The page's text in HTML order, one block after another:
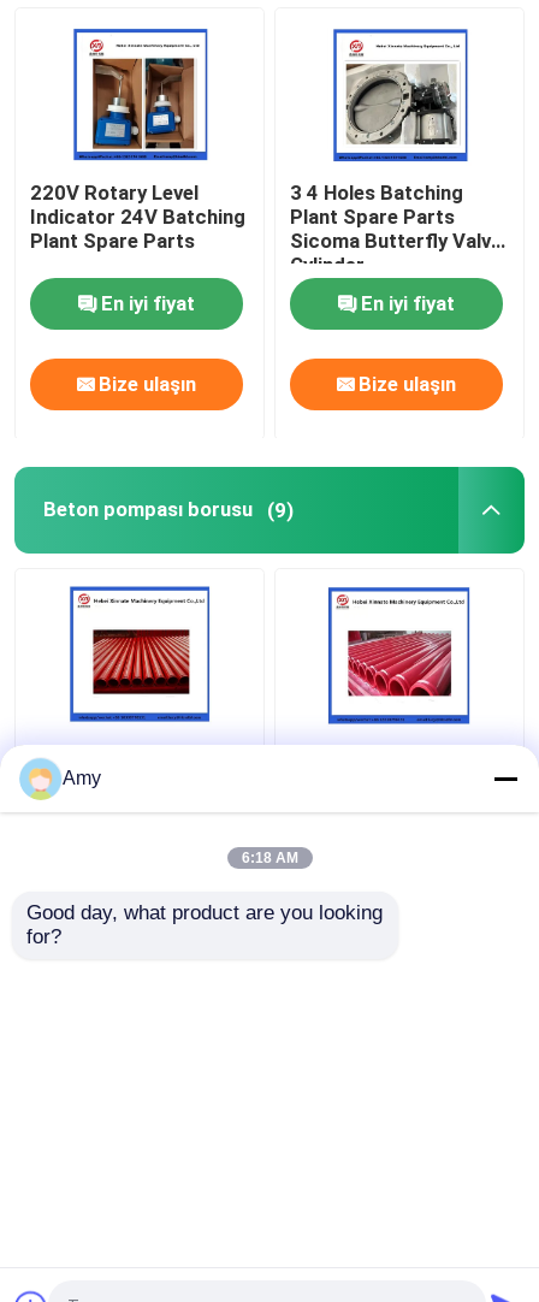
Beton pompası lastik hortum
Beton pompası saplama bağlantısı
Beton Pompası flanşı
Beton pompası temizleme topu
Beton Boom Placer
SANY beton pompası parçaları
Zoomlion Beton Pompası Parçaları
Beton pompası aksesuarları
220V Rotary Level
Indicator 24V Batching
Plant Spare Parts
En iyi fiyat
Bize ulaşın
3 4 Holes Batching
Plant Spare Parts
Sicoma Butterfly Valve
Cylinder
Electropneumatic
Actuator Cylinder
En iyi fiyat
Bize ulaşın
Beton pompası borusu (9)
Amy
6:18 AM
Good day, what product are you looking
for?